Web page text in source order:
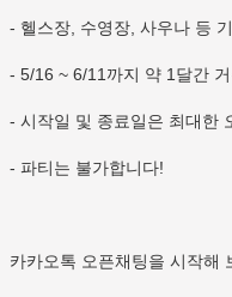
- 헬스장, 수영장, 사우나 등
- 5/16 ~ 6/11까지 약 1달간
- 시작일 및 종료일은 최대한
- 파티는 불가합니다!
카카오톡 오픈채팅을 시작해